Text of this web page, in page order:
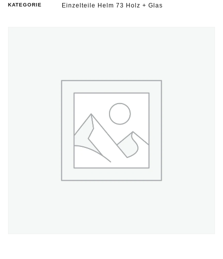
KATEGORIE
Einzelteile Helm 73 Holz + Glas